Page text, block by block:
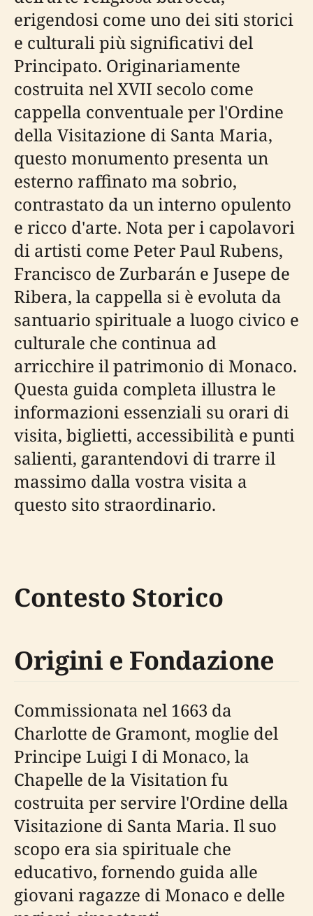
erigendosi come uno dei siti storici
e culturali più significativi del
Principato. Originariamente
costruita nel XVII secolo come
cappella conventuale per l'Ordine
della Visitazione di Santa Maria,
questo monumento presenta un
esterno raffinato ma sobrio,
contrastato da un interno opulento
e ricco d'arte. Nota per i capolavori
di artisti come Peter Paul Rubens,
Francisco de Zurbarán e Jusepe de
Ribera, la cappella si è evoluta da
santuario spirituale a luogo civico e
culturale che continua ad
arricchire il patrimonio di Monaco.
Questa guida completa illustra le
informazioni essenziali su orari di
visita, biglietti, accessibilità e punti
salienti, garantendovi di trarre il
massimo dalla vostra visita a
questo sito straordinario.
Contesto Storico
Origini e Fondazione
Commissionata nel 1663 da
Charlotte de Gramont, moglie del
Principe Luigi I di Monaco, la
Chapelle de la Visitation fu
costruita per servire l'Ordine della
Visitazione di Santa Maria. Il suo
scopo era sia spirituale che
educativo, fornendo guida alle
giovani ragazze di Monaco e delle